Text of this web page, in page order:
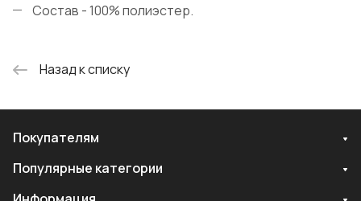
Состав - 100% полиэстер.
Назад к списку
Покупателям
Популярные категории